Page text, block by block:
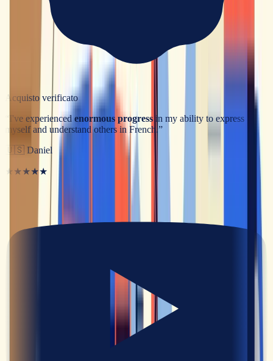
Acquisto verificato
I've experienced enormous progress in my ability to express
myself and understand others in French.”
🇺🇸 Daniel
★★★★★